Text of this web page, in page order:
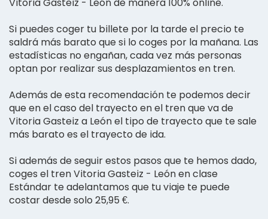
Si puedes coger tu billete por la tarde el precio te
saldrá más barato que si lo coges por la mañana. Las
estadísticas no engañan, cada vez más personas
optan por realizar sus desplazamientos en tren.
Además de esta recomendación te podemos decir
que en el caso del trayecto en el tren que va de
Vitoria Gasteiz a León el tipo de trayecto que te sale
más barato es el trayecto de ida.
Si además de seguir estos pasos que te hemos dado,
coges el tren Vitoria Gasteiz - León en clase
Estándar te adelantamos que tu viaje te puede
costar desde solo 25,95 €.